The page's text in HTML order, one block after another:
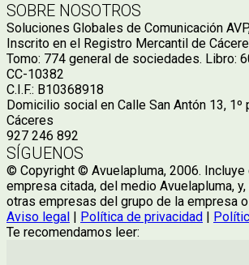
SOBRE NOSOTROS
Soluciones Globales de Comunicación
Inscrito en el Registro Mercantil de
Tomo: 774 general de sociedades. Libro:
CC-10382
C.I.F.: B10368918
Domicilio social en Calle San Antón 13, 1º
Cáceres
927 246 892
SÍGUENOS
© Copyright © Avuelapluma, 2006.
empresa citada, del medio Avuelapluma,
otras empresas del grupo de la empresa
Aviso legal
Política de privacidad
Te recomendamos leer: